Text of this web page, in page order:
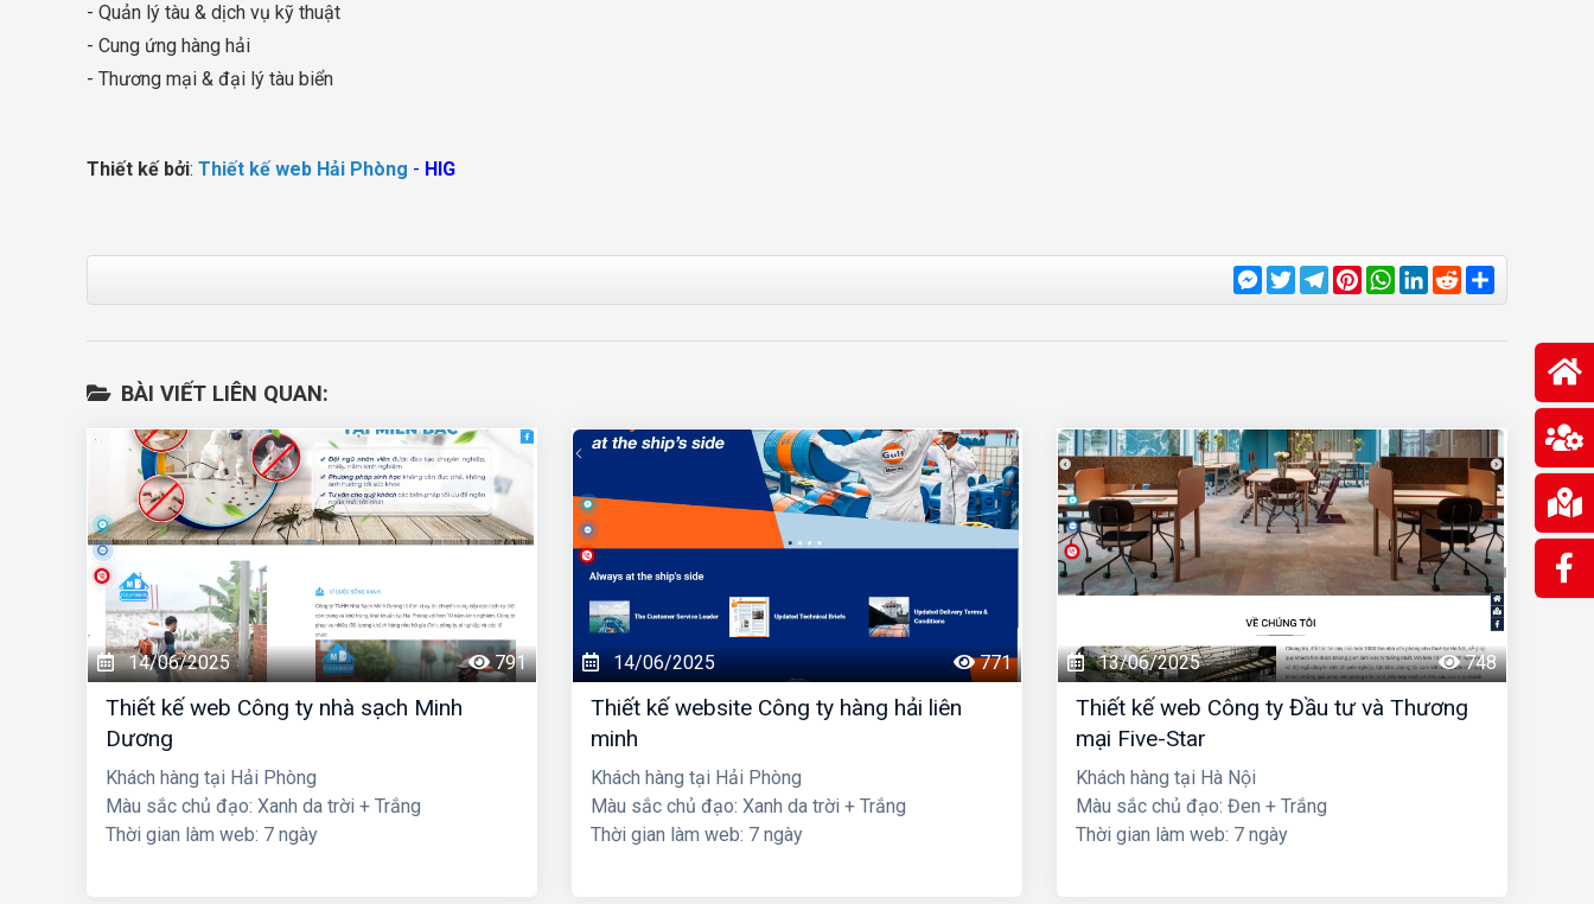
- Quản lý tàu & dịch vụ kỹ thuật
- Cung ứng hàng hải
- Thương mại & đại lý tàu biển
Thiết kế bởi: Thiết kế web Hải Phòng - HIG
Messenger
TwitterTelegram
Pinterest
WhatsApp
LinkedIn
Reddit
BÀI VIẾT LIÊN QUAN:
14/06/2025 791
Thiết kế web Công ty nhà sạch Minh
Dương
Khách hàng tại Hải Phòng
Màu sắc chủ đạo: Xanh da trời + Trắng
Thời gian làm web: 7 ngày
14/06/2025 771
Thiết kế website Công ty hàng hải liên
minh
Khách hàng tại Hải Phòng
Màu sắc chủ đạo: Xanh da trời + Trắng
Thời gian làm web: 7 ngày
13/06/2025 748
Thiết kế web Công ty Đầu tư và Thương
mại Five-Star
Khách hàng tại Hà Nội
Màu sắc chủ đạo: Đen + Trắng
Thời gian làm web: 7 ngày